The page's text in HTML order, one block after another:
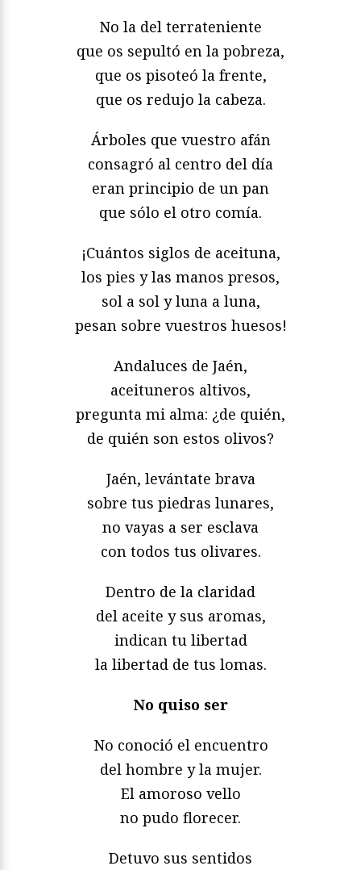
No la del terrateniente
que os sepultó en la pobreza,
que os pisoteó la frente,
que os redujo la cabeza.
Árboles que vuestro afán
consagró al centro del día
eran principio de un pan
que sólo el otro comía.
¡Cuántos siglos de aceituna,
los pies y las manos presos,
sol a sol y luna a luna,
pesan sobre vuestros huesos!
Andaluces de Jaén,
aceituneros altivos,
pregunta mi alma: ¿de quién,
de quién son estos olivos?
Jaén, levántate brava
sobre tus piedras lunares,
no vayas a ser esclava
con todos tus olivares.
Dentro de la claridad
del aceite y sus aromas,
indican tu libertad
la libertad de tus lomas.
No quiso ser
No conoció el encuentro
del hombre y la mujer.
El amoroso vello
no pudo florecer.
Detuvo sus sentidos